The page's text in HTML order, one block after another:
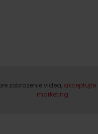
zobrazenie videa, akceptujte
marketing.